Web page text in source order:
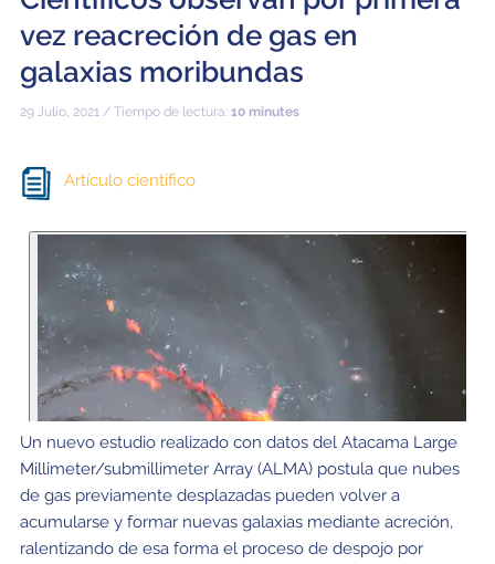
vez reacreción de gas en
galaxias moribundas
29 Julio, 2021 / Tiempo de lectura: 10 minutes
Artículo científico
Un nuevo estudio realizado con datos del Atacama Large
Millimeter/submillimeter Array (ALMA) postula que nubes
de gas previamente desplazadas pueden volver a
acumularse y formar nuevas galaxias mediante acreción,
ralentizando de esa forma el proceso de despojo por